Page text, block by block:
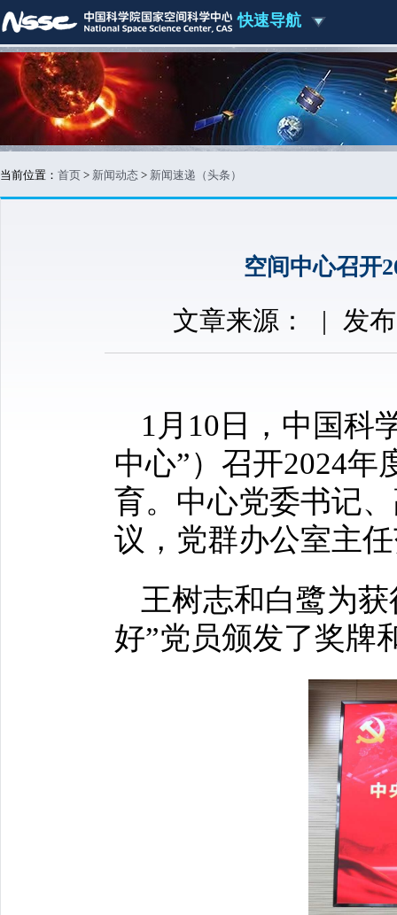
快速导航
当前位置： 首页 > 新闻动态 > 新闻速递（头条）
空间中心召开
文章来源： | 发
1月10日，中国科
中心”）召开2024
育。中心党委书记
议，党群办公室主
王树志和白鹭为
好”党员颁发了奖牌